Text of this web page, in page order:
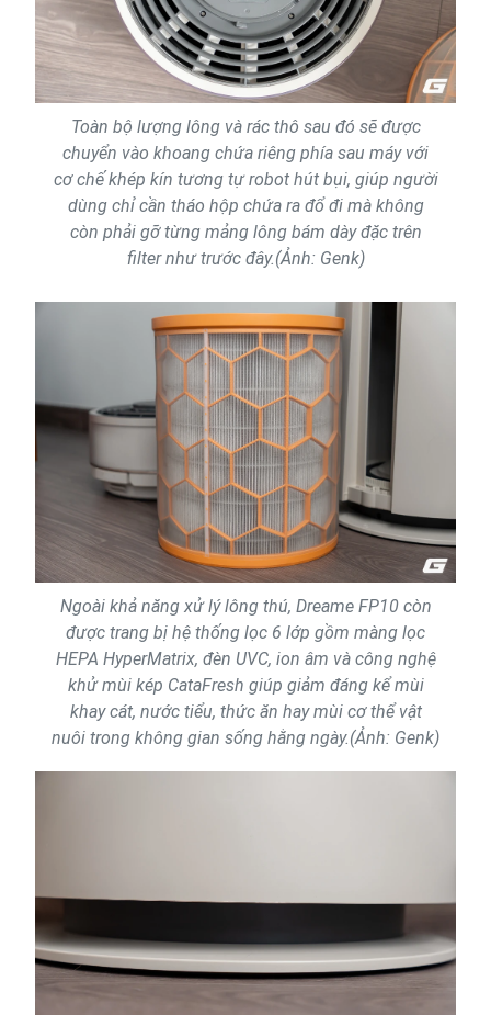
Toàn bộ lượng lông và rác thô sau đó sẽ được
chuyển vào khoang chứa riêng phía sau máy với
cơ chế khép kín tương tự robot hút bụi, giúp người
dùng chỉ cần tháo hộp chứa ra đổ đi mà không
còn phải gỡ từng mảng lông bám dày đặc trên
filter như trước đây.(Ảnh: Genk)
Ngoài khả năng xử lý lông thú, Dreame FP10 còn
được trang bị hệ thống lọc 6 lớp gồm màng lọc
HEPA HyperMatrix, đèn UVC, ion âm và công nghệ
khử mùi kép CataFresh giúp giảm đáng kể mùi
khay cát, nước tiểu, thức ăn hay mùi cơ thể vật
nuôi trong không gian sống hằng ngày.(Ảnh: Genk)